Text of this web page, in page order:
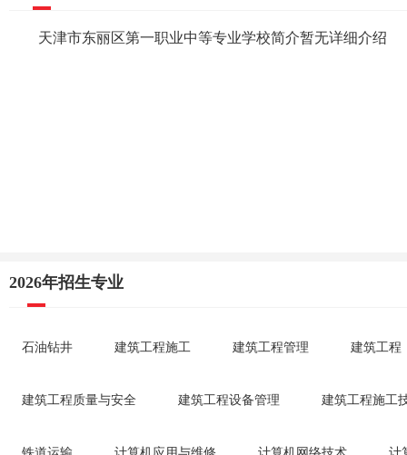
天津市东丽区第一职业中等专业学校简介暂无详细介绍
2026年招生专业
石油钻井 建筑工程施工 建筑工程管理 建筑工程
建筑工程质量与安全 建筑工程设备管理 建筑工程施工